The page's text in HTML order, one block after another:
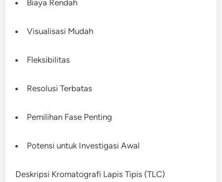
Biaya Rendah
Visualisasi Mudah
Fleksibilitas
Resolusi Terbatas
Pemilihan Fase Penting
Potensi untuk Investigasi Awal
Deskripsi Kromatografi Lapis Tipis (TLC)